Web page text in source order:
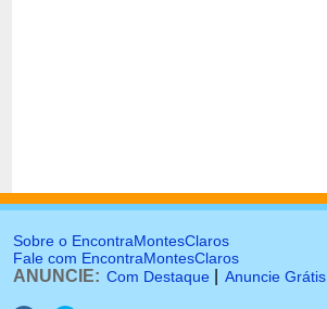
Sobre o EncontraMontesClaros
Fale com EncontraMontesClaros
ANUNCIE: Com Destaque Anuncie Grátis